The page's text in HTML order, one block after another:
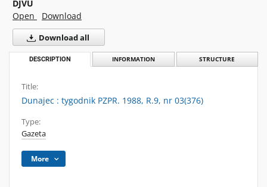
DJVU
Open
Download
Download all
DESCRIPTION INFORMATION STRUCTURE
Title:
Dunajec : tygodnik PZPR. 1988, R.9, nr 03(376)
Type:
Gazeta
More